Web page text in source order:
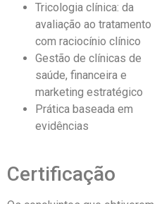
Tricologia clínica: da
avaliação ao tratamento
com raciocínio clínico
Gestão de clínicas de
saúde, financeira e
marketing estratégico
Prática baseada em
evidências
Certificação